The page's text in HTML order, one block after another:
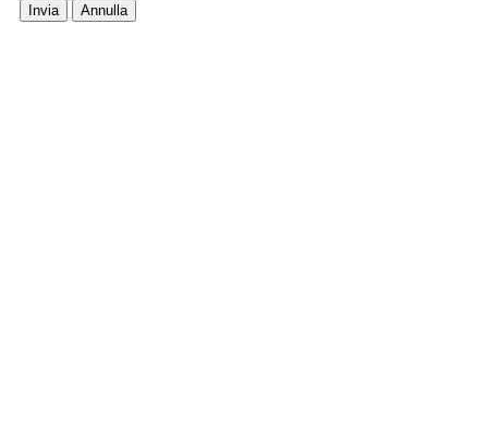
Invia Annulla